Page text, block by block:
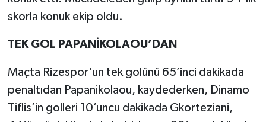
skorla konuk ekip oldu.
TEK GOL PAPANİKOLAOU’DAN
Maçta Rizespor'un tek golünü 65’inci dakikada
penaltıdan Papanikolaou, kaydederken, Dinamo
Tiflis’in golleri 10’uncu dakikada Gkorteziani,